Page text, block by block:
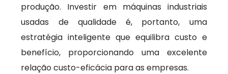
produção. Investir em máquinas industriais
usadas de qualidade é, portanto, uma
estratégia inteligente que equilibra custo e
benefício, proporcionando uma excelente
relação custo-eficácia para as empresas.